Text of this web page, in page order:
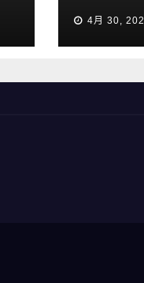
出海和
4月 30,